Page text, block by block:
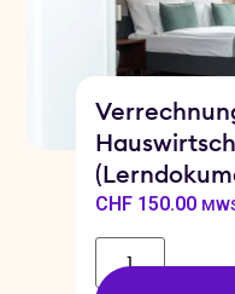
CHF150.00